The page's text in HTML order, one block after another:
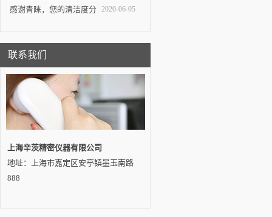
感谢青睐，您的清洁度分 2020-06-05
联系我们
上海辛茨精密仪器有限公司
地址：上海市嘉定区安亭镇墨玉南路
888